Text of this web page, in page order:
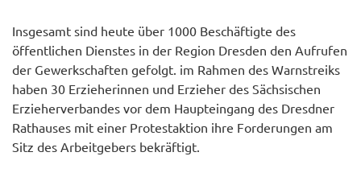
Insgesamt sind heute über 1000 Beschäftigte des
öffentlichen Dienstes in der Region Dresden den Aufrufen
der Gewerkschaften gefolgt. im Rahmen des Warnstreiks
haben 30 Erzieherinnen und Erzieher des Sächsischen
Erzieherverbandes vor dem Haupteingang des Dresdner
Rathauses mit einer Protestaktion ihre Forderungen am
Sitz des Arbeitgebers bekräftigt.